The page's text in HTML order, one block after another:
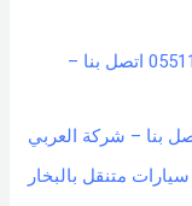
شركة كشف تسربات المياه بحائل – 0551154864 اتصل بنا –
متنقل بالبخار